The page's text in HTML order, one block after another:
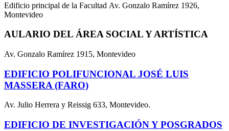
Edificio principal de la Facultad Av. Gonzalo Ramírez 1926,
Montevideo
AULARIO DEL ÁREA SOCIAL Y ARTÍSTICA
Av. Gonzalo Ramírez 1915, Montevideo
EDIFICIO POLIFUNCIONAL JOSÉ LUIS
MASSERA (FARO)
Av. Julio Herrera y Reissig 633, Montevideo.
EDIFICIO DE INVESTIGACIÓN Y POSGRADOS